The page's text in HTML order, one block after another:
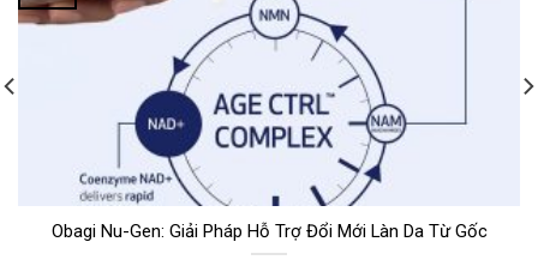
Obagi Nu-Gen: Giải Pháp Hỗ Trợ Đổi Mới Làn Da Từ Gốc